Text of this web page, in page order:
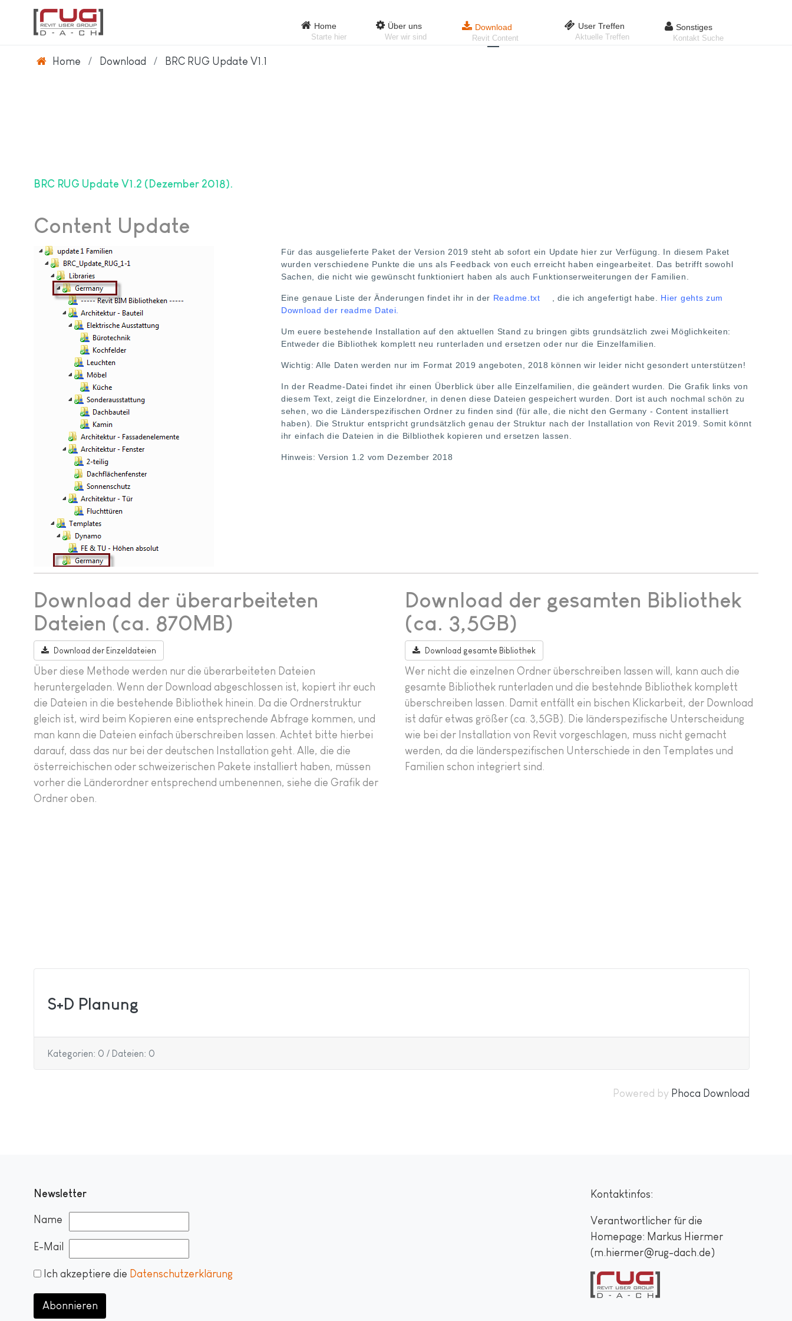
Home
Starte hier
Über uns
Wer wir sind
Download
Revit Content
User Treffen
Aktuelle Treffen
Sonstiges
Kontakt Suche
Home Download BRC RUG Update V1.1
BRC RUG Update V1.2 (Dezember 2018)
Content Update
Für das ausgelieferte Paket der Version 2019 steht ab sofort ein Update hier zur Verfügung. In diesem Paket
wurden verschiedene Punkte die uns als Feedback von euch erreicht haben eingearbeitet. Das betrifft sowohl
Sachen, die nicht wie gewünscht funktioniert haben als auch Funktionserweiterungen der Familien.
Eine genaue Liste der Änderungen findet ihr in der Readme.txt , die ich angefertigt habe. Hier gehts zum
Download der readme Datei.
Um euere bestehende Installation auf den aktuellen Stand zu bringen gibts grundsätzlich zwei Möglichkeiten:
Entweder die Bibliothek komplett neu runterladen und ersetzen oder nur die Einzelfamilien.
Wichtig: Alle Daten werden nur im Format 2019 angeboten, 2018 können wir leider nicht gesondert unterstützen!
In der Readme-Datei findet ihr einen Überblick über alle Einzelfamilien, die geändert wurden. Die Grafik links von
diesem Text, zeigt die Einzelordner, in denen diese Dateien gespeichert wurden. Dort ist auch nochmal schön zu
sehen, wo die Länderspezifischen Ordner zu finden sind (für alle, die nicht den Germany - Content installiert
haben). Die Struktur entspricht grundsätzlich genau der Struktur nach der Installation von Revit 2019. Somit könnt
ihr einfach die Dateien in die Bilbliothek kopieren und ersetzen lassen.
Hinweis: Version 1.2 vom Dezember 2018
Download der überarbeiteten
Dateien (ca. 870MB)
Download der Einzeldateien
Über diese Methode werden nur die überarbeiteten Dateien
heruntergeladen. Wenn der Download abgeschlossen ist, kopiert ihr euch
die Dateien in die bestehende Bibliothek hinein. Da die Ordnerstruktur
gleich ist, wird beim Kopieren eine entsprechende Abfrage kommen, und
man kann die Dateien einfach überschreiben lassen. Achtet bitte hierbei
darauf, dass das nur bei der deutschen Installation geht. Alle, die die
österreichischen oder schweizerischen Pakete installiert haben, müssen
vorher die Länderordner entsprechend umbenennen, siehe die Grafik der
Ordner oben.
Download der gesamten Bibliothek
(ca. 3,5GB)
Download gesamte Bibliothek
Wer nicht die einzelnen Ordner überschreiben lassen will, kann auch die
gesamte Bibliothek runterladen und die bestehnde Bibliothek komplett
überschreiben lassen. Damit entfällt ein bischen Klickarbeit, der Download
ist dafür etwas größer (ca. 3,5GB). Die länderspezifische Unterscheidung
wie bei der Installation von Revit vorgeschlagen, muss nicht gemacht
werden, da die länderspezifischen Unterschiede in den Templates und
Familien schon integriert sind.
S+D Planung
Kategorien: 0 / Dateien: 0
Powered by Phoca Download
Newsletter
Name
E-Mail
Ich akzeptiere die Datenschutzerklärung
Abonnieren
Kontaktinfos:
Verantwortlicher für die
Homepage: Markus Hiermer
(m.hiermer@rug-dach.de)